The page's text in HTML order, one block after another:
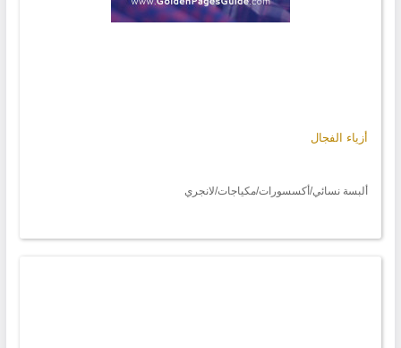
أزياء الفجال
ألبسة نسائي/أكسسورات/مكياجات/لانجري